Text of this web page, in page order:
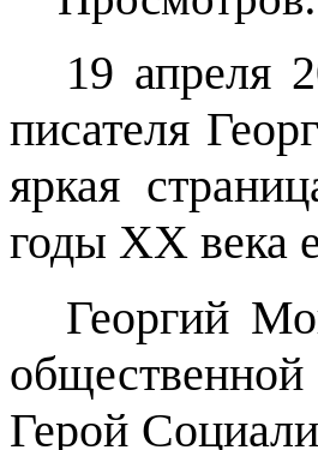
19 апреля
писателя
яркая
годы XX века
Георгий
Герой